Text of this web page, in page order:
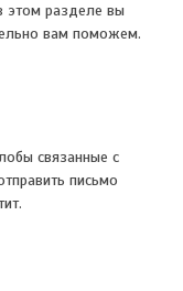
этом разделе вы
вам поможем.
связанные с
письмо